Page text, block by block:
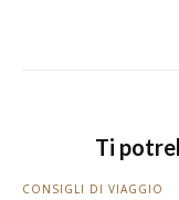
Ti
CONSIGLI DI VIAGGIO